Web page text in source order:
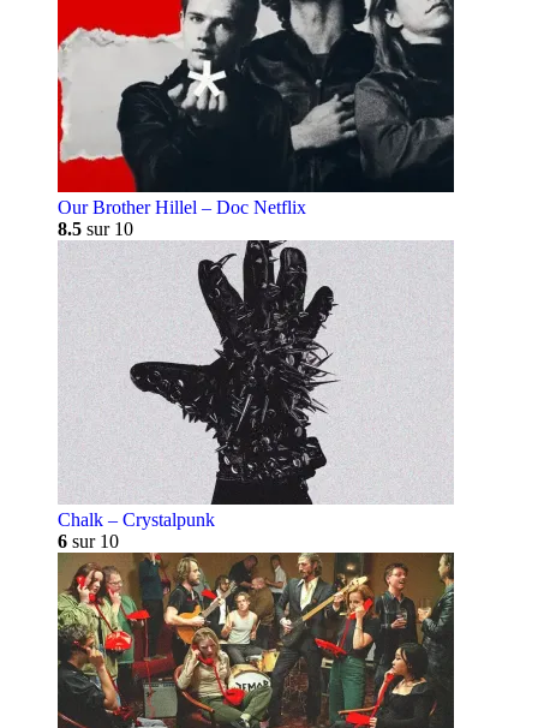
Our Brother Hillel – Doc Netflix
8.5 sur 10
Chalk – Crystalpunk
6 sur 10